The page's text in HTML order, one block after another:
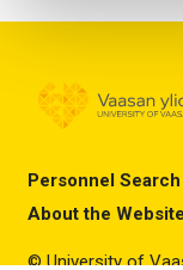
Personnel Search
About the Website
© University of